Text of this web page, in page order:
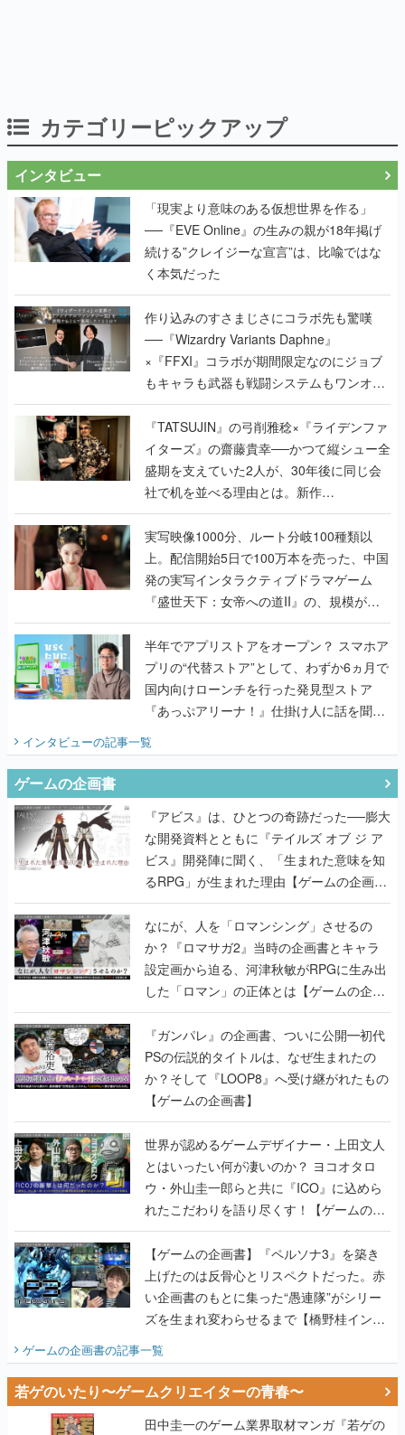
カテゴリーピックアップ
インタビュー
「現実より意味のある仮想世界を作る」
──『EVE Online』の生みの親が18年掲げ
続ける”クレイジーな宣言”は、比喩ではな
く本気だった
作り込みのすさまじさにコラボ先も驚嘆
──『Wizardry Variants Daphne』
×『FFXI』コラボが期間限定なのにジョブ
もキャラも武器も戦闘システムもワンオフ
で作り込まれた理由を両ディレクターに聞
く
『TATSUJIN』の弓削雅稔×『ライデンファ
イターズ』の齋藤貴幸──かつて縦シュー全
盛期を支えていた2人が、30年後に同じ会
社で机を並べる理由とは。新作
『TATSUJIN EXTREME』で初タッグを組
んだレジェンド2人に訊く開発秘話
実写映像1000分、ルート分岐100種類以
上。配信開始5日で100万本を売った、中国
発の実写インタラクティブドラマゲーム
『盛世天下：女帝への道II』の、規模が違
うこだわりをプロデューサーに聞いた
半年でアプリストアをオープン？ スマホア
プリの“代替ストア”として、わずか6ヵ月で
国内向けローンチを行った発見型ストア
『あっぷアリーナ！』仕掛け人に話を聞い
インタビューの記事一覧
ゲームの企画書
『アビス』は、ひとつの奇跡だった──膨大
な開発資料とともに『テイルズ オブ ジ ア
ビス』開発陣に聞く、「生まれた意味を知
るRPG」が生まれた理由【ゲームの企画
書】
なにが、人を「ロマンシング」させるの
か？『ロマサガ2』当時の企画書とキャラ
設定画から迫る、河津秋敏がRPGに生み出
した「ロマン」の正体とは【ゲームの企画
書】
『ガンパレ』の企画書、ついに公開━初代
PSの伝説的タイトルは、なぜ生まれたの
か？そして『LOOP8』へ受け継がれたもの
【ゲームの企画書】
世界が認めるゲームデザイナー・上田文人
とはいったい何が凄いのか？ ヨコオタロ
ウ・外山圭一郎らと共に『ICO』に込めら
れたこだわりを語り尽くす！【ゲームの企
画書】
【ゲームの企画書】『ペルソナ3』を築き
上げたのは反骨心とリスペクトだった。赤
い企画書のもとに集った“愚連隊”がシリー
ズを生まれ変わらせるまで【橋野桂インタ
ゲームの企画書の記事一覧
若ゲのいたり〜ゲームクリエイターの青春〜
田中圭一のゲーム業界取材マンガ『若ゲの